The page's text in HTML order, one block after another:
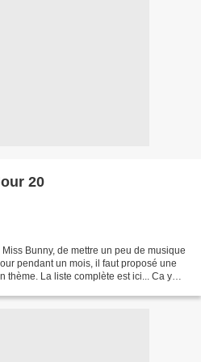
20
Bunny, de mettre un peu de musique
pendant un mois, il faut proposé une
thème. La liste complète est ici... Ca y